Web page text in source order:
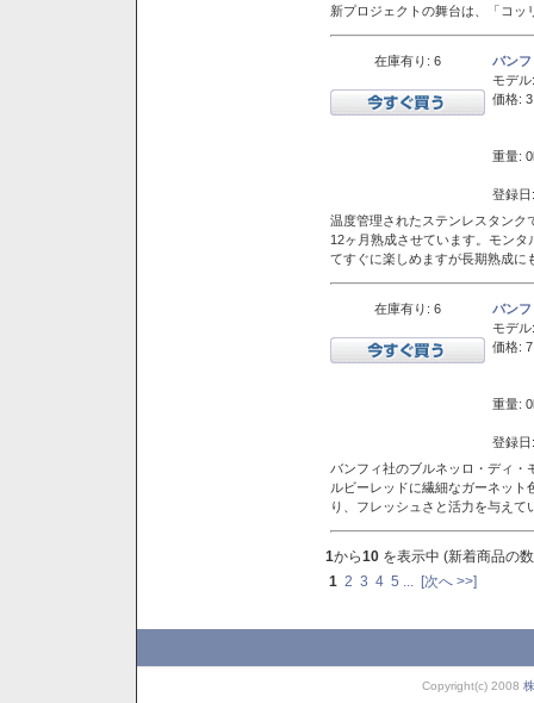
新プロジェクトの舞台は、「コ
在庫有り: 6
バン
モデル:
価格:
重量:
登録
温度管理されたステンレスタンク
12ヶ月熟成させています。モン
てすぐに楽しめますが長期熟成に
在庫有り: 6
バン
モデル:
価格:
重量:
登録
バンフィ社のブルネッロ・ディ
ルビーレッドに繊細なガーネッ
り、フレッシュさと活力を与え
1から10 を表示中 (新着商品の
1 2 3 4 5 [次へ >>]
Copyright(c) 2008